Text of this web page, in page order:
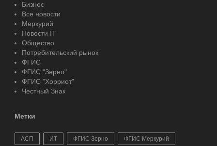
Бизнес
Все новости
Меркурий
Новости IT
Общество
Потребительский рынок
ФГИС
ФГИС "Зерно"
ФГИС "Хорриот"
Честный Знак
Метки
АСП ИТ ФГИС Зерно ФГИС Меркурий